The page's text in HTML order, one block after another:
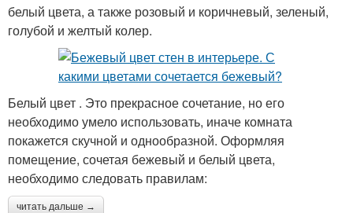
белый цвета, а также розовый и коричневый, зеленый,
голубой и желтый колер.
Белый цвет . Это прекрасное сочетание, но его
необходимо умело использовать, иначе комната
покажется скучной и однообразной. Оформляя
помещение, сочетая бежевый и белый цвета,
необходимо следовать правилам:
читать дальше →